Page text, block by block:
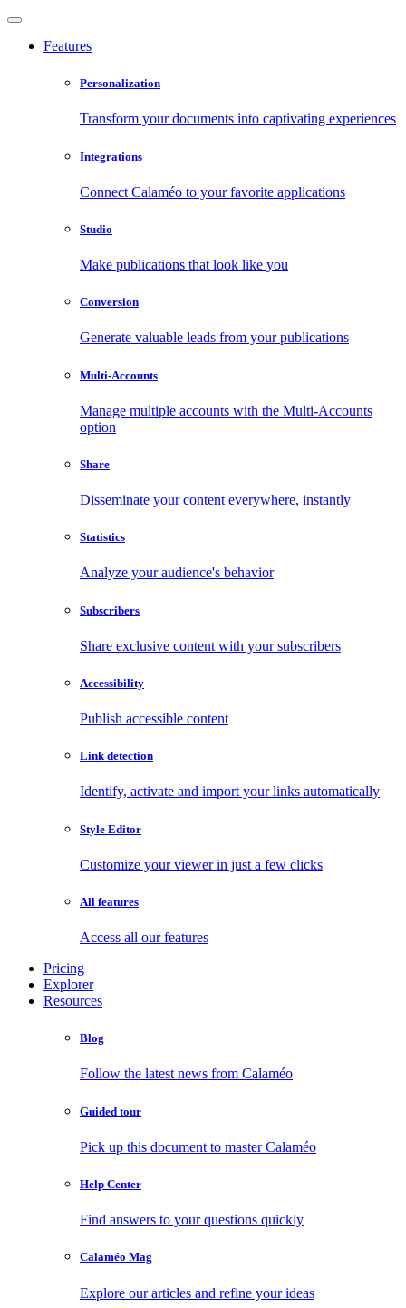
Features
Personalization
Transform your documents into captivating experiences
Integrations
Connect Calaméo to your favorite applications
Studio
Make publications that look like you
Conversion
Generate valuable leads from your publications
Multi-Accounts
Manage multiple accounts with the Multi-Accounts
option
Share
Disseminate your content everywhere, instantly
Statistics
Analyze your audience's behavior
Subscribers
Share exclusive content with your subscribers
Accessibility
Publish accessible content
Link detection
Identify, activate and import your links automatically
Style Editor
Customize your viewer in just a few clicks
All features
Access all our features
Pricing
Explorer
Resources
Blog
Follow the latest news from Calaméo
Guided tour
Pick up this document to master Calaméo
Help Center
Find answers to your questions quickly
Calaméo Mag
Explore our articles and refine your ideas